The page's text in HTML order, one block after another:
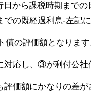
から課税時期までの
の既経過利息-左記
の評価額となります
応し、③が利付公社
評価額にかなりの差